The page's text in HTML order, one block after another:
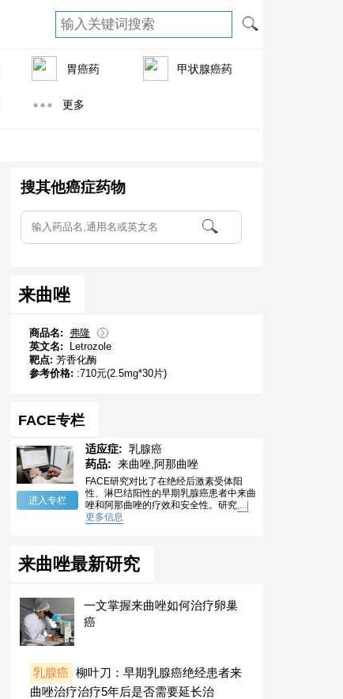
胃癌药 甲状腺癌药
更多
搜其他癌症药物
来曲唑
商品名: 弗隆
英文名:
Letrozole
靶点:芳香化酶
参考价格: :710元(2.5mg*30片)
FACE专栏
进入专栏
适应症: 乳腺癌
药品: 来曲唑,阿那曲唑
FACE研究对比了在绝经后激素受体阳
性、淋巴结阳性的早期乳腺癌患者中来曲
唑和阿那曲唑的疗效和安全性。研究,...|
更多信息
来曲唑最新研究
一文掌握来曲唑如何治疗卵巢
癌
乳腺癌 柳叶刀：早期乳腺癌绝经患者来
曲唑治疗治疗5年后是否需要延长治